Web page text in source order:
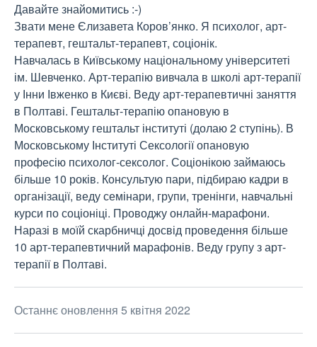
Давайте знайомитись :-)
Звати мене Єлизавета Коров’янко. Я психолог, арт-
терапевт, гештальт-терапевт, соціонік.
Навчалась в Київському національному університеті
ім. Шевченко. Арт-терапію вивчала в школі арт-терапії
у Інни Івженко в Києві. Веду арт-терапевтичні заняття
в Полтаві. Гештальт-терапію опановую в
Московському гештальт інституті (долаю 2 ступінь). В
Московському Інституті Сексології опановую
професію психолог-сексолог. Соціонікою займаюсь
більше 10 років. Консультую пари, підбираю кадри в
організації, веду семінари, групи, тренінги, навчальні
курси по соціоніці. Проводжу онлайн-марафони.
Наразі в моїй скарбничці досвід проведення більше
10 арт-терапевтичний марафонів. Веду групу з арт-
терапії в Полтаві.
Останнє оновлення 5 квітня 2022